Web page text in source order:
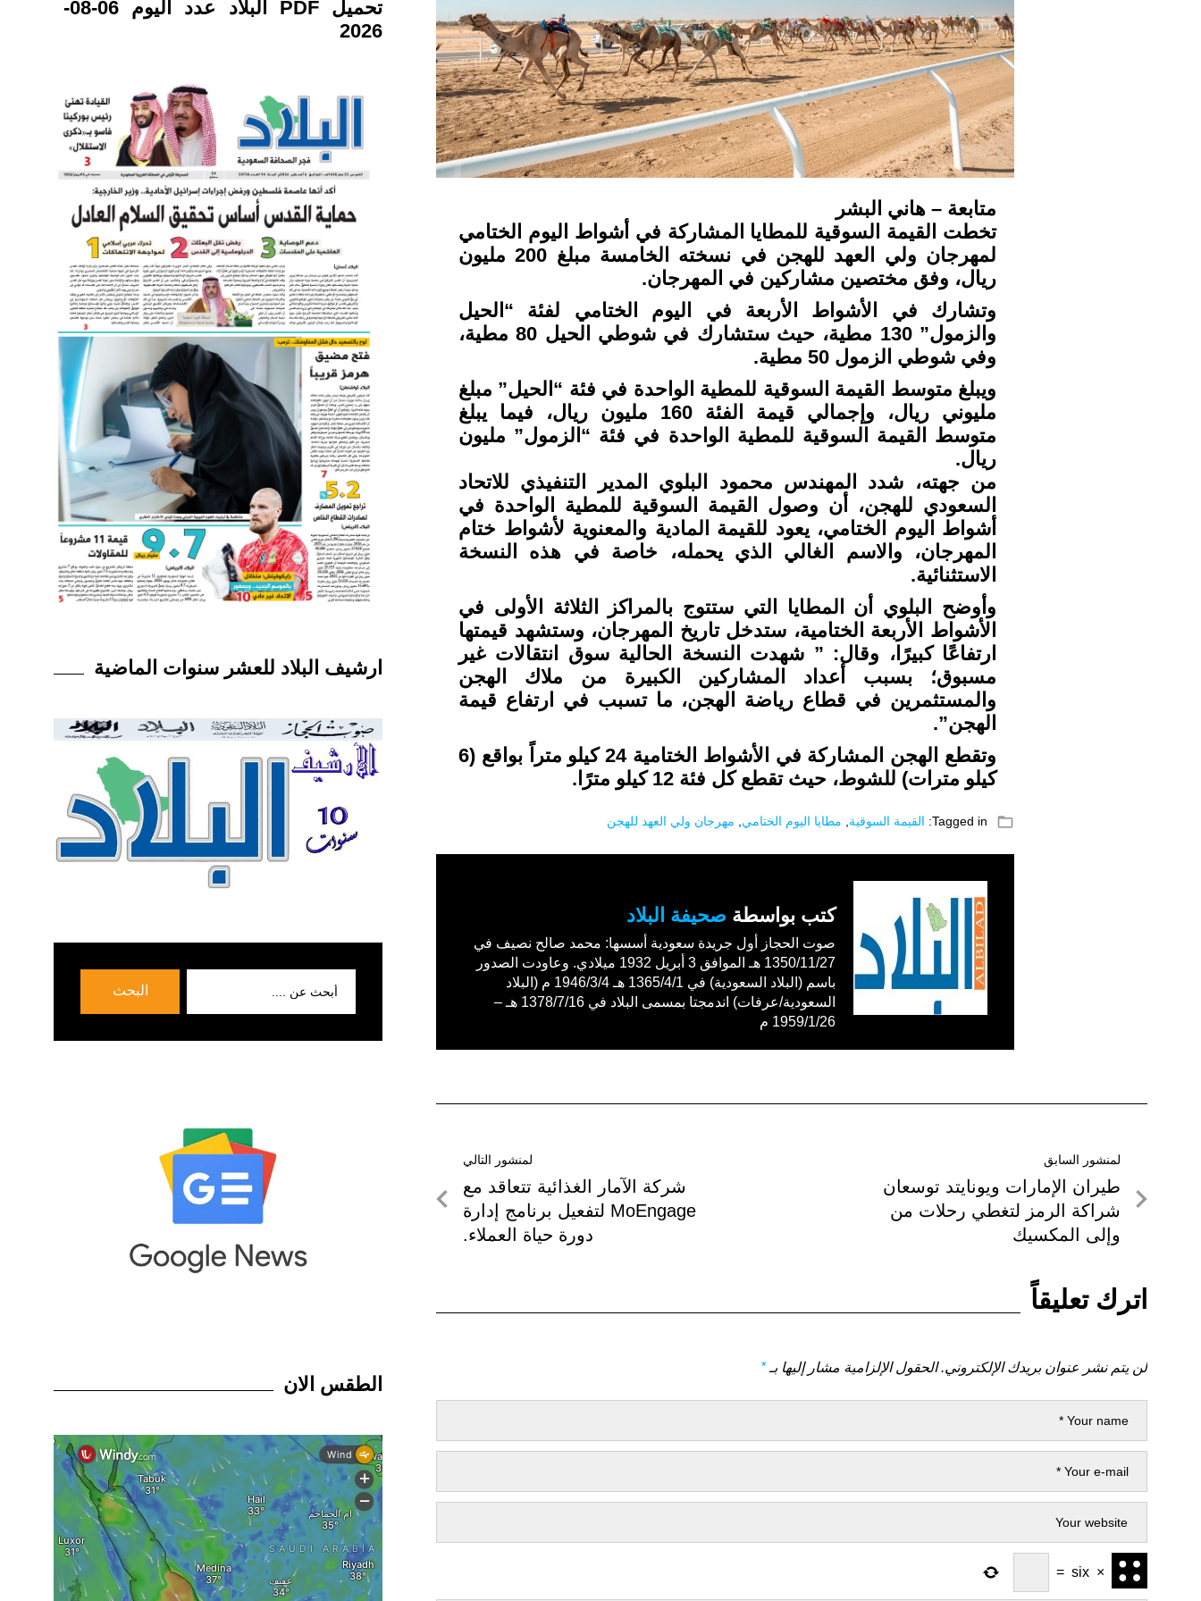
متابعة – هاني البشر
تخطت القيمة السوقية للمطايا المشاركة في أشواط اليوم الختامي
لمهرجان ولي العهد للهجن في نسخته الخامسة مبلغ 200 مليون
ريال، وفق مختصين مشاركين في المهرجان.
وتشارك في الأشواط الأربعة في اليوم الختامي لفئة “الحيل
والزمول” 130 مطية، حيث ستشارك في شوطي الحيل 80 مطية،
وفي شوطي الزمول 50 مطية.
ويبلغ متوسط القيمة السوقية للمطية الواحدة في فئة “الحيل” مبلغ
مليوني ريال، وإجمالي قيمة الفئة 160 مليون ريال، فيما يبلغ
متوسط القيمة السوقية للمطية الواحدة في فئة “الزمول” مليون
ريال.
من جهته، شدد المهندس محمود البلوي المدير التنفيذي للاتحاد
السعودي للهجن، أن وصول القيمة السوقية للمطية الواحدة في
أشواط اليوم الختامي، يعود للقيمة المادية والمعنوية لأشواط ختام
المهرجان، والاسم الغالي الذي يحمله، خاصة في هذه النسخة
الاستثنائية.
وأوضح البلوي أن المطايا التي ستتوج بالمراكز الثلاثة الأولى في
الأشواط الأربعة الختامية، ستدخل تاريخ المهرجان، وستشهد قيمتها
ارتفاعًا كبيرًا، وقال: ” شهدت النسخة الحالية سوق انتقالات غير
مسبوق؛ بسبب أعداد المشاركين الكبيرة من ملاك الهجن
والمستثمرين في قطاع رياضة الهجن، ما تسبب في ارتفاع قيمة
الهجن”.
وتقطع الهجن المشاركة في الأشواط الختامية 24 كيلو متراً بواقع (6
كيلو مترات) للشوط، حيث تقطع كل فئة 12 كيلو مترًا.
folder_open
Tagged in: القيمة السوقية مطايا اليوم الختامي مهرجان ولي العهد للهجن
كتب بواسطة صحيفة البلاد
صوت الحجاز أول جريدة سعودية أسسها: محمد صالح نصيف في
1350/11/27 هـ الموافق 3 أبريل 1932 ميلادي. وعاودت الصدور
باسم (البلاد السعودية) في 1365/4/1 هـ 1946/3/4 م (البلاد
السعودية/عرفات) اندمجتا بمسمى البلاد في 1378/7/16 هـ –
1959/1/26 م
تصفّح
المقالات
لمنشور السابق
لمنشور
السابق
طيران الإمارات ويونايتد توسعان
شراكة الرمز لتغطي رحلات من
وإلى المكسيك
لمنشور التالي
لمنشور
التالي
شركة الآمار الغذائية تتعاقد مع
MoEngage لتفعيل برنامج إدارة
دورة حياة العملاء.
اترك تعليقاً
لن يتم نشر عنوان بريدك الإلكتروني. الحقول الإلزامية مشار إليها بـ*
×
six
=
تحميل PDF البلاد عدد اليوم 06-08-
2026
ارشيف البلاد للعشر سنوات الماضية
البحث
الطقس الان